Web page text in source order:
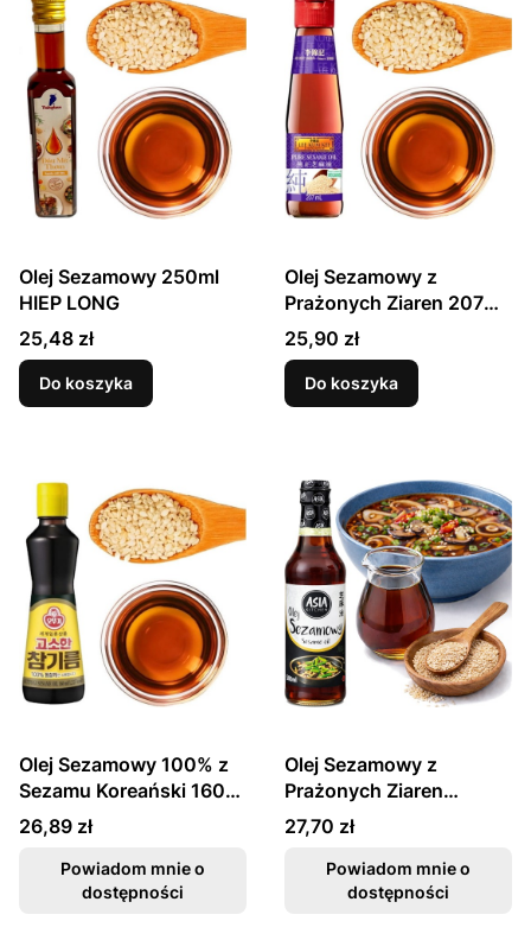
Olej Sezamowy 250ml
HIEP LONG
Cena
25,48 zł
Do koszyka
Olej Sezamowy z
Prażonych Ziaren 207ml
LEE KUM KEE
Cena
25,90 zł
Do koszyka
Olej Sezamowy 100% z
Sezamu Koreański 160ml
OTTOGI
Cena
26,89 zł
Powiadom mnie o
dostępności
Olej Sezamowy z
Prażonych Ziaren
Sezamu Do Zup i Potraw
500ml ASIA KITCHEN
Cena
27,70 zł
Powiadom mnie o
dostępności